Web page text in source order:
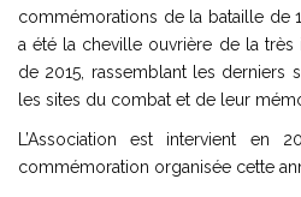
commémorations de la bataille de
a été la cheville ouvrière de la
de 2015, rassemblant les derniers
les sites du combat et de leur
L’Association est intervient
commémoration organisée cette